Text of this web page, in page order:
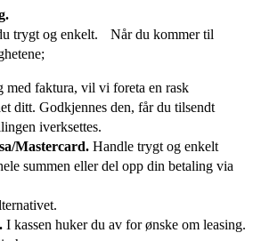
trygt og enkelt. Når du kommer til
med faktura, vil vi foreta en rask
ditt. Godkjennes den, får du tilsendt
iverksettes.
Mastercard. Handle trygt og enkelt
summen eller del opp din betaling via
I kassen huker du av for ønske om leasing.